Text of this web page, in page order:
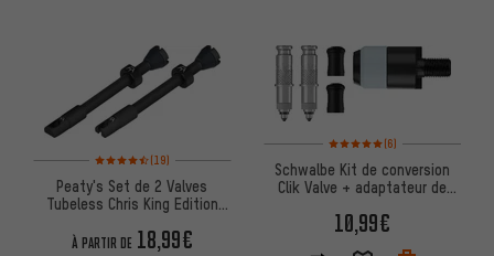
Note moyenne : 4,5 sur 5 d'après 19 avis
(19)
Peaty's Set de 2 Valves
Tubeless Chris King Edition
À PARTIR DE 18,99€
Note moyenne : 5 sur 5
(6)
Schwalbe Kit de conversion
Clik Valve + adaptateur de
10,99€